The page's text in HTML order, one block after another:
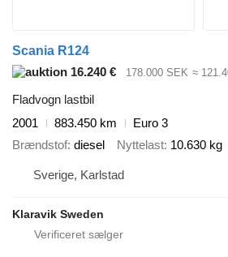
Scania R124
16.240 €
178.000 SEK ≈
Fladvogn lastbil
2001
883.450 km
Euro 3
Brændstof diesel Nyttelast 10.630 kg
Sverige, Karlstad
Klaravik Sweden